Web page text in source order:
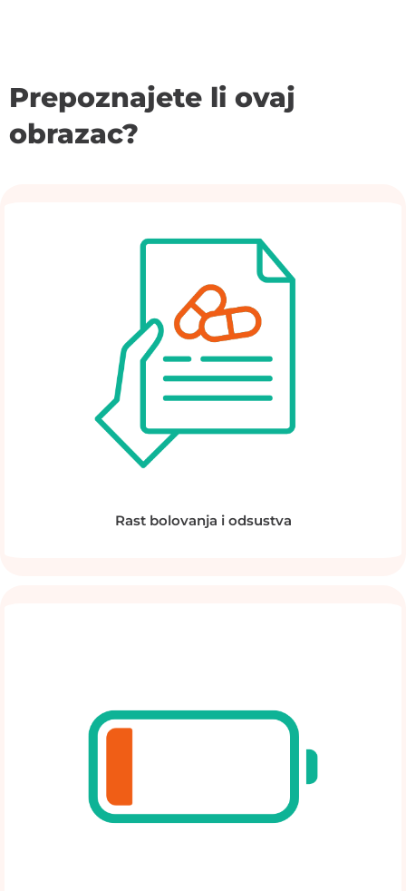
Prepoznajete li ovaj
obrazac?
Rast bolovanja i odsustva